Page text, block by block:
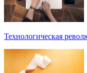
Технологическая